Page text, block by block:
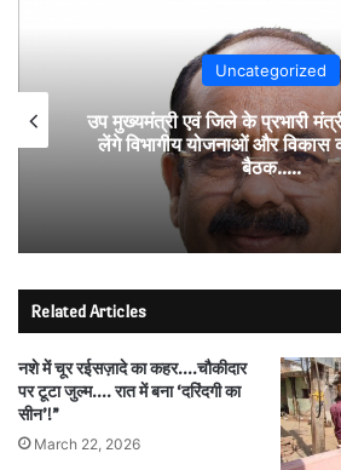
Uncategorized
उप मुख्यमंत्री एवं जिले के प्रभारी
लेंगे विभागीय योजनाओं और विकास
बैठक…..
Related Articles
नशे में चूर रईसज़ादे का कहर….चौकीदार
पर टूटा जुल्म…. रात में बना ‘दरिंदगी का
सीन’!”
March 22, 2026